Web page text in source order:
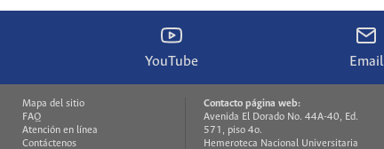
YouTube Email
Mapa del sitio
FAQ
Atención en línea
Contáctenos
Contacto página web:
Avenida El Dorado No. 44A-40, Ed.
571, piso 4o.
Hemeroteca Nacional Universitaria